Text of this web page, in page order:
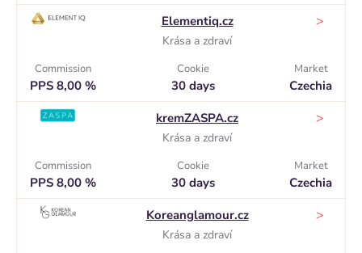
Elementiq.cz
Krása a zdraví
>
Commission
PPS 8,00 %
Cookie
30 days
Market
Czechia
kremZASPA.cz
Krása a zdraví
>
Commission
PPS 8,00 %
Cookie
30 days
Market
Czechia
Koreanglamour.cz
Krása a zdraví
>